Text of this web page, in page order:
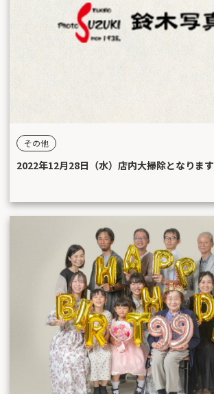
その他
2022年12月28日（水）店内大掃除となります